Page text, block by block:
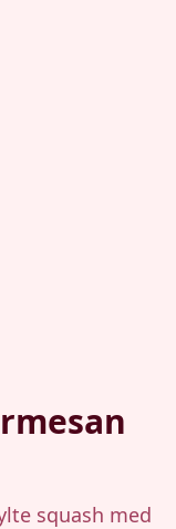
squash med